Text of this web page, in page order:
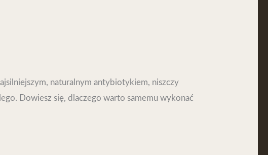
naturalnym antybiotykiem, niszczy
Dowiesz się, dlaczego warto samemu wykonać